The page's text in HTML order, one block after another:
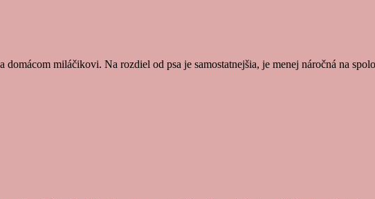
miláčikovi. Na rozdiel od psa je samostatnejšia, je menej náročná na